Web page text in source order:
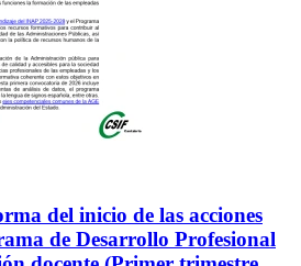
del inicio de las acciones
de Desarrollo Profesional